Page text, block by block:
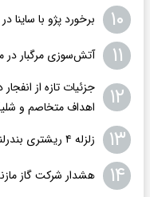
۱۰ برخورد پژو با
۱۱ آتش‌سوزی مرگبار
۱۲
جزئیات تازه از
اهداف متخاصم و
۱۳ زلزله ۴ ریشتری بندرلنگه را لرزاند
۱۴ هشدار شرکت گاز